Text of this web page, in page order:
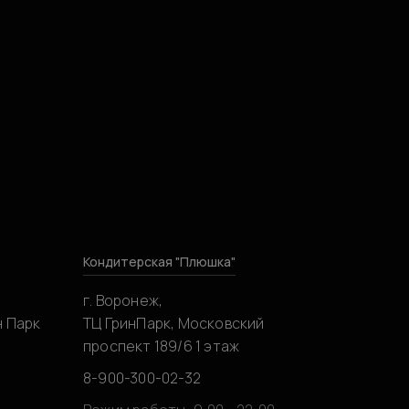
Парк
Кондитерская "Плюшка"
г. Воронеж,
ТЦ ГринПарк, Московский
проспект 189/6 1 этаж
8-900-300-02-32